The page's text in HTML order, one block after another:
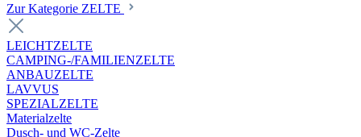
Zur Kategorie ZELTE
LEICHTZELTE
CAMPING-/FAMILIENZELTE
ANBAUZELTE
LAVVUS
SPEZIALZELTE
Materialzelte
Dusch- und WC-Zelte